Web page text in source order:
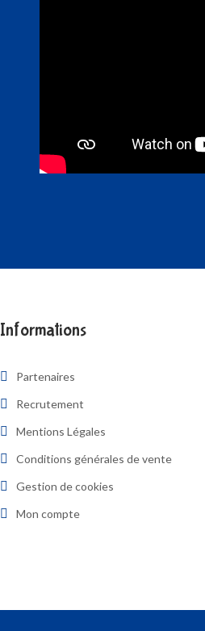
Informations
Partenaires
Recrutement
Mentions Légales
Conditions générales de vente
Gestion de cookies
Mon compte